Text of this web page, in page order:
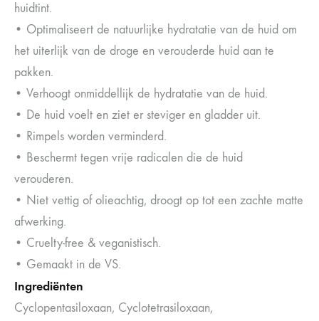
huidtint.
• Optimaliseert de natuurlijke hydratatie van de huid om
het uiterlijk van de droge en verouderde huid aan te
pakken.
• Verhoogt onmiddellijk de hydratatie van de huid.
• De huid voelt en ziet er steviger en gladder uit.
• Rimpels worden verminderd.
• Beschermt tegen vrije radicalen die de huid
verouderen.
• Niet vettig of olieachtig, droogt op tot een zachte matte
afwerking.
• Cruelty-free & veganistisch.
• Gemaakt in de VS.
Ingrediënten
Cyclopentasiloxaan, Cyclotetrasiloxaan,